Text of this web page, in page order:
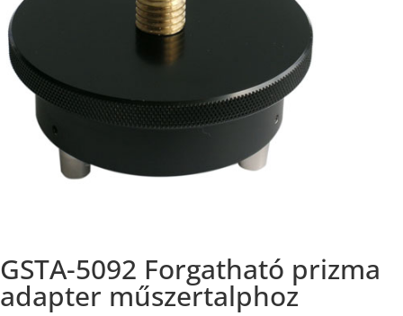
GSTA-5092 Forgatható prizma
adapter műszertalphoz